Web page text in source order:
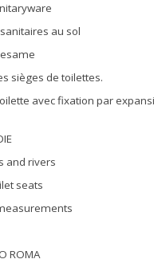
au sol
sièges de toilettes.
avec fixation par
and rivers
seats
ROMA